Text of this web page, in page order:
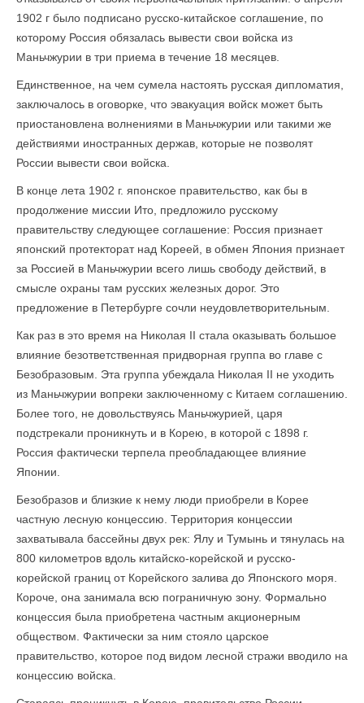
1902 г было подписано русско-китайское соглашение, по
которому Россия обязалась вывести свои войска из
Маньчжурии в три приема в течение 18 месяцев.
Единственное, на чем сумела настоять русская дипломатия,
заключалось в оговорке, что эвакуация войск может быть
приостановлена волнениями в Маньчжурии или такими же
действиями иностранных держав, которые не позволят
России вывести свои войска.
В конце лета 1902 г. японское правительство, как бы в
продолжение миссии Ито, предложило русскому
правительству следующее соглашение: Россия признает
японский протекторат над Кореей, в обмен Япония признает
за Россией в Маньчжурии всего лишь свободу действий, в
смысле охраны там русских железных дорог. Это
предложение в Петербурге сочли неудовлетворительным.
Как раз в это время на Николая II стала оказывать большое
влияние безответственная придворная группа во главе с
Безобразовым. Эта группа убеждала Николая II не уходить
из Маньчжурии вопреки заключенному с Китаем соглашению.
Более того, не довольствуясь Маньчжурией, царя
подстрекали проникнуть и в Корею, в которой с 1898 г.
Россия фактически терпела преобладающее влияние
Японии.
Безобразов и близкие к нему люди приобрели в Корее
частную лесную концессию. Территория концессии
захватывала бассейны двух рек: Ялу и Тумынь и тянулась на
800 километров вдоль китайско-корейской и русско-
корейской границ от Корейского залива до Японского моря.
Короче, она занимала всю пограничную зону. Формально
концессия была приобретена частным акционерным
обществом. Фактически за ним стояло царское
правительство, которое под видом лесной стражи вводило на
концессию войска.